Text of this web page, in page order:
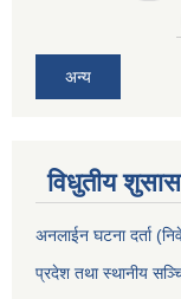
अन्य
विधुतीय
अनलाईन घटना दर्ता
प्रदेश तथा स्थानीय